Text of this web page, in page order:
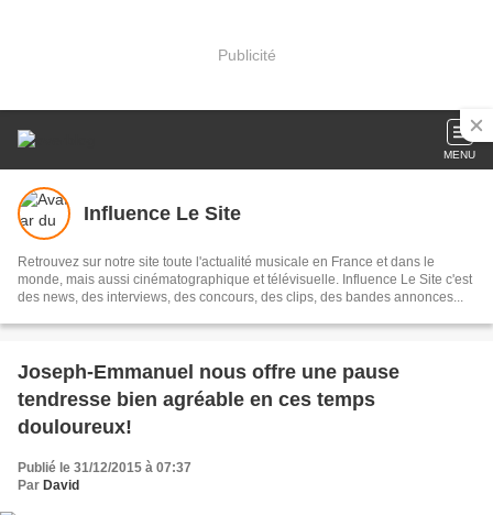
Publicité
MENU
Influence Le Site
Retrouvez sur notre site toute l'actualité musicale en France et dans le
monde, mais aussi cinématographique et télévisuelle. Influence Le Site c'est
des news, des interviews, des concours, des clips, des bandes annonces...
Joseph-Emmanuel nous offre une pause
tendresse bien agréable en ces temps
douloureux!
Publié le 31/12/2015 à 07:37
Par David